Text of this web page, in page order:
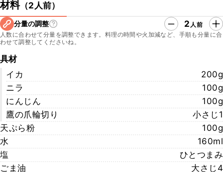
材料（2人前）
分量の調整 2 人前
人数に合わせて分量を調整できます。料理の時間や火加減など、手順も分量に合
わせて調整してくださいね。
具材
イカ
200g
ニラ
100g
にんじん
100g
鷹の爪輪切り
小さじ1
天ぷら粉
100g
水
160ml
塩
ひとつまみ
ごま油
大さじ4